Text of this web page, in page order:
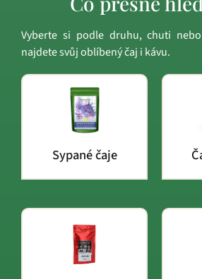
Vyberte si podle druhu, chuti
najdete svůj oblíbený čaj i kávu.
Sypané čaje